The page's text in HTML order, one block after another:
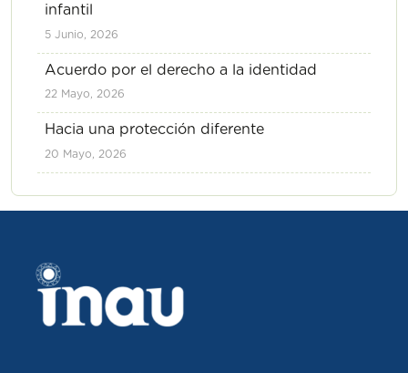
infantil
5 Junio, 2026
Acuerdo por el derecho a la identidad
22 Mayo, 2026
Hacia una protección diferente
20 Mayo, 2026